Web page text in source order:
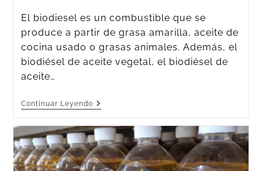
El biodiesel es un combustible que se
produce a partir de grasa amarilla, aceite de
cocina usado o grasas animales. Además, el
biodiésel de aceite vegetal, el biodiésel de
aceite…
Continuar Leyendo